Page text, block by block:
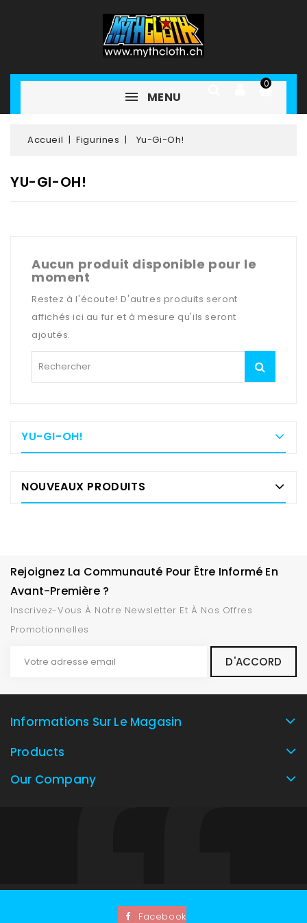
0
MENU
Accueil Figurines Yu-Gi-Oh!
YU-GI-OH!
Aucun produit disponible pour le
moment
Restez à l'écoute! D'autres produits seront
affichés ici au fur et à mesure qu'ils seront
ajoutés.
YU-GI-OH!
NOUVEAUX PRODUITS
Rejoignez La Communauté Pour Être Informé En
Avant-Première ?
Inscrivez-Vous À Notre Newsletter Et À Nos Offres
Promotionnelles
Informations Sur Le Magasin
Products
Our Company
Facebook